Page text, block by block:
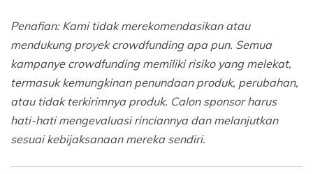
Penafian: Kami tidak merekomendasikan atau
mendukung proyek crowdfunding apa pun. Semua
kampanye crowdfunding memiliki risiko yang melekat,
termasuk kemungkinan penundaan produk, perubahan,
atau tidak terkirimnya produk. Calon sponsor harus
hati-hati mengevaluasi rinciannya dan melanjutkan
sesuai kebijaksanaan mereka sendiri.